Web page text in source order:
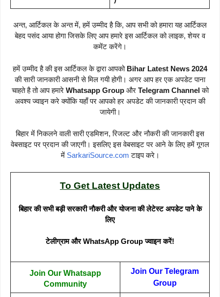
अन्त, आर्टिकल के अन्त में, हमें उम्मीद है कि, आप सभी को हमारा यह आर्टिकल
बेहद पसंद आया होगा जिसके लिए आप हमारे इस आर्टिकल को लाइक, शेयर व
कमेंट करेंगे।
हमें उम्मीद है की इस आर्टिकल के द्वारा आपको Bihar Latest News 2024
की सारी जानकारी आसनी से मिल गयी होगी। अगर आप हर एक अपडेट पाना
चाहते है तो आप हमारे Whatsapp Groupऔर Telegram Channelको
अवश्य ज्वाइन करे क्योंकि यहाँ पर आपको हर अपडेट की जानकारी प्रदान की
जायेगी।
बिहार में निकलने वाली सारी एडमिशन, रिजल्ट और नौकरी की जानकारी इस
वेबसाइट पर प्रदान की जाएगी। इसलिए इस वेबसाइट पर आने के लिए हमें गूगल
में SarkariSource.com टाइप करे।
To Get Latest Updates
बिहार की सभी बड़ी सरकारी नौकरी और योजना की लेटेस्ट अपडेट पाने के
लिए
टेलीग्राम और WhatsApp Group ज्वाइन करें!
Join Our Whatsapp
Community
Join Our Telegram
Group